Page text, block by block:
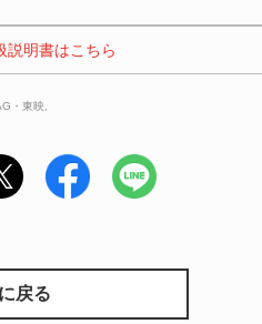
説明書はこちら
・東映,
戻る